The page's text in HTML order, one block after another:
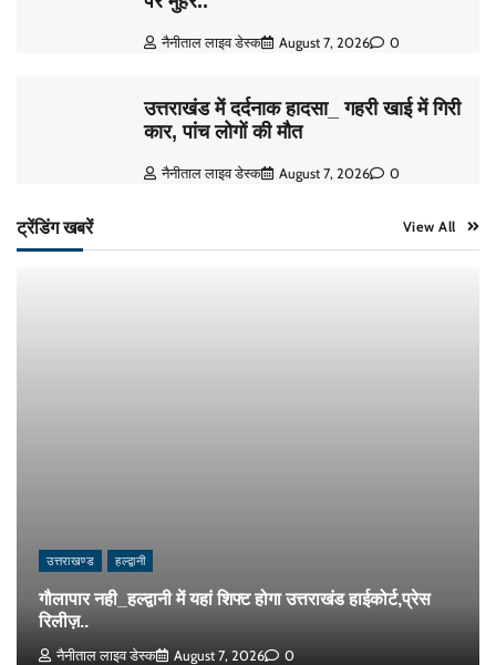
नैनीताल लाइव डेस्क August 7, 2026 0
उत्तराखंड में दर्दनाक हादसा_ गहरी खाई में गिरी
कार, पांच लोगों की मौत
नैनीताल लाइव डेस्क August 7, 2026 0
ट्रेंडिंग खबरें View All
उत्तराखण्ड हल्द्वानी
गौलापार नही_हल्द्वानी में यहां शिफ्ट होगा उत्तराखंड हाईकोर्ट,प्रेस
रिलीज़..
नैनीताल लाइव डेस्क August 7, 2026 0